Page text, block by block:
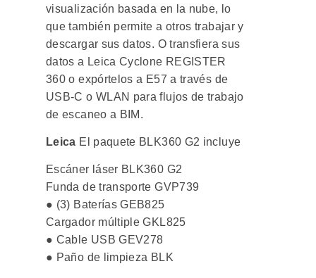
visualización basada en la nube, lo
que también permite a otros trabajar y
descargar sus datos. O transfiera sus
datos a Leica Cyclone REGISTER
360 o expórtelos a E57 a través de
USB-C o WLAN para flujos de trabajo
de escaneo a BIM.
Leica El paquete BLK360 G2 incluye
Escáner láser BLK360 G2
Funda de transporte GVP739
● (3) Baterías GEB825
Cargador múltiple GKL825
● Cable USB GEV278
● Paño de limpieza BLK